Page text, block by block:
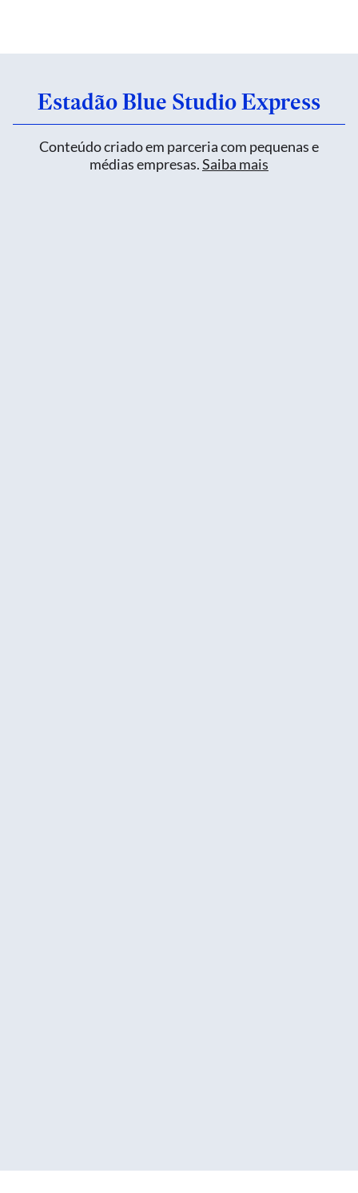
Estadão Blue Studio Express
Conteúdo criado em parceria com pequenas e
médias empresas.Saiba mais